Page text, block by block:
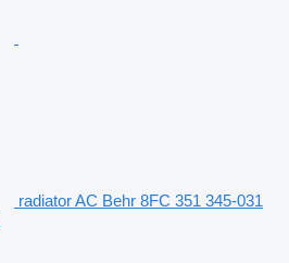
radiator AC Behr 8FC 351 345-031